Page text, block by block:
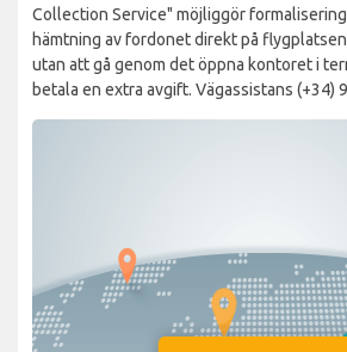
Collection Service" möjliggör
hämtning av fordonet direkt på
utan att gå genom det öppna kontoret i
betala en extra avgift. Vägassistans (+34)